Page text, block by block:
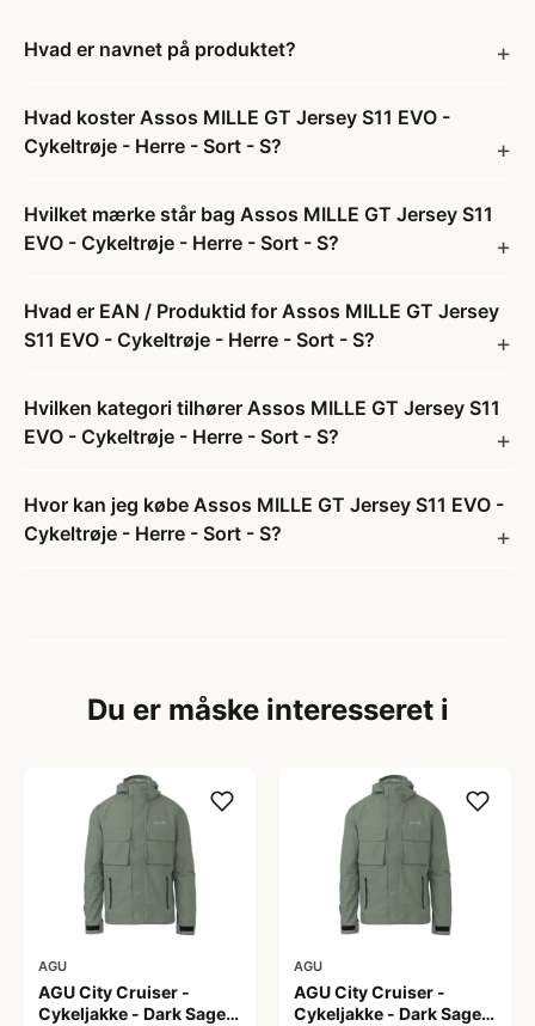
Hvad er navnet på produktet?
Hvad koster Assos MILLE GT Jersey S11 EVO -
Cykeltrøje - Herre - Sort - S?
Hvilket mærke står bag Assos MILLE GT Jersey S11
EVO - Cykeltrøje - Herre - Sort - S?
Hvad er EAN / Produktid for Assos MILLE GT Jersey
S11 EVO - Cykeltrøje - Herre - Sort - S?
Hvilken kategori tilhører Assos MILLE GT Jersey S11
EVO - Cykeltrøje - Herre - Sort - S?
Hvor kan jeg købe Assos MILLE GT Jersey S11 EVO -
Cykeltrøje - Herre - Sort - S?
Du er måske interesseret i
AGU
AGU City Cruiser -
Cykeljakke - Dark Sage -
AGU
AGU City Cruiser -
Cykeljakke - Dark Sage -